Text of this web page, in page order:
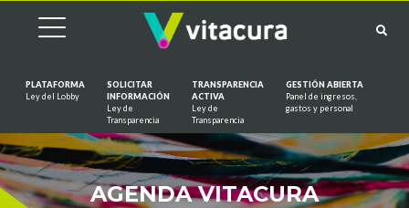
PLATAFORMA
Ley del Lobby
SOLICITAR
INFORMACIÓN
Ley de
Transparencia
TRANSPARENCIA
ACTIVA
Ley de
Transparencia
GESTIÓN ABIERTA
Panel de ingresos,
gastos y personal
AGENDA VITACURA